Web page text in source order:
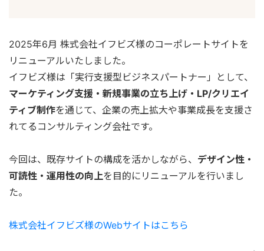
2025年6月 株式会社イフビズ様のコーポレートサイトを
リニューアルいたしました。
イフビズ様は「実行支援型ビジネスパートナー」として、
マーケティング支援・新規事業の立ち上げ・LP/クリエイ
ティブ制作を通じて、企業の売上拡大や事業成長を支援さ
れてるコンサルティング会社です。
今回は、既存サイトの構成を活かしながら、 デザイン性・
可読性・運用性の向上を目的にリニューアルを行いまし
た。
株式会社イフビズ様のWebサイトはこちら